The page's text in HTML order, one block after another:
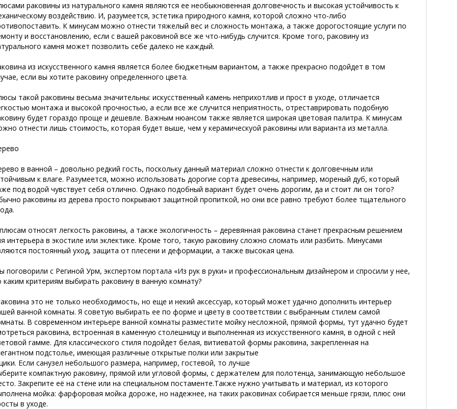
раковины из натурального камня являются ее необыкновенная долговечность и высокая устойчивость к
воздействию. И, разумеется, эстетика природного камня, которой сложно что-либо
К минусам можно отнести тяжелый вес и сложность монтажа, а также дорогостоящие услуги по
и восстановлению, если с вашей раковиной все же что-нибудь случится. Кроме того, раковину из
камня может позволить себе далеко не каждый.
из искусственного камня является более бюджетным вариантом, а также прекрасно подойдет в том
если вы хотите раковину определенного цвета.
такой раковины весьма значительны: искусственный камень неприхотлив и прост в уходе, отличается
монтажа и высокой прочностью, а если все же случится неприятность, отреставрировать подобную
будет гораздо проще и дешевле. Важным нюансом также является широкая цветовая палитра. К минусам
отнести лишь стоимость, которая будет выше, чем у керамическуой раковины или варианта из металла.
в ванной – довольно редкий гость, поскольку данный материал сложно отнести к долговечным или
к влаге. Разумеется, можно использовать дорогие сорта древесины, например, мореный дуб, который
под водой чувствует себя отлично. Однако подобный вариант будет очень дорогим, да и стоит ли он того?
раковины из дерева просто покрывают защитной пропиткой, но они все равно требуют более тщательного
относят легкость раковины, а также экологичность – деревянная раковина станет прекрасным решением
интерьера в экостиле или эклектике. Кроме того, такую раковину сложно сломать или разбить. Минусами
постоянный уход, защита от плесени и деформации, а также высокая цена.
поговорили с Региной Урм, экспертом портала «Из рук в руки» и профессиональным дизайнером и спросили у нее,
каким критериям выбирать раковину в ванную комнату?
это не только необходимость, но еще и некий аксессуар, который может удачно дополнить интерьер
ванной комнаты. Я советую выбирать ее по форме и цвету в соответствии с выбранным стилем самой
В современном интерьере ванной комнаты разместите мойку несложной, прямой формы, тут удачно будет
раковина, встроенная в каменную столешницу и выполненная из искусственного камня, в одной с ней
гамме. Для классического стиля подойдет белая, витиеватой формы раковина,закрепленная на
подстолье, имеющая различные открытые полки или закрытые
Если санузел небольшого размера, например, гостевой, то лучше
компактную раковину, прямой или угловой формы, с держателем для полотенца, занимающую небольшое
Закрепите её на стене или на специальном постаменте.Также нужно учитывать и материал, из которого
мойка: фарфоровая мойка дороже, но надежнее, на таких раковинах собирается меньше грязи, плюс они
в уходе.